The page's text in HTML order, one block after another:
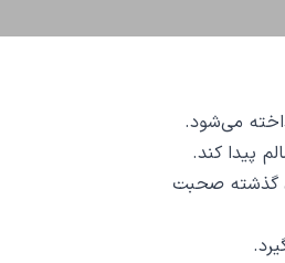
می‌شود.
پیدا کند.
گذشته صحبت